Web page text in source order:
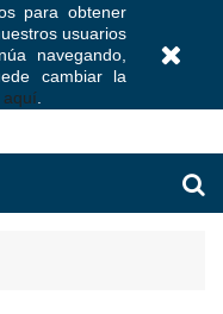
para obtener
usuarios
navegando,
cambiar la
aquí